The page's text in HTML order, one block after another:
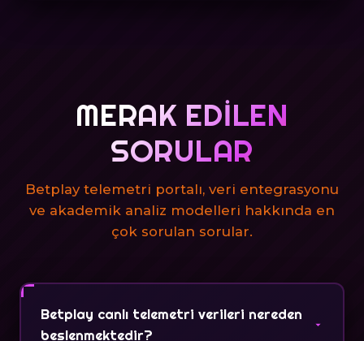
MERAK EDILEN
SORULAR
Betplay telemetri portalı, veri entegrasyonu
ve akademik analiz modelleri hakkında en
çok sorulan sorular.
Betplay canlı telemetri verileri nereden
beslenmektedir?